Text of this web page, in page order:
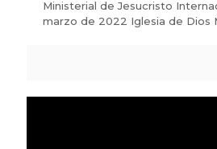
Ministerial de Jesucristo
marzo de 2022 Iglesia de Dios